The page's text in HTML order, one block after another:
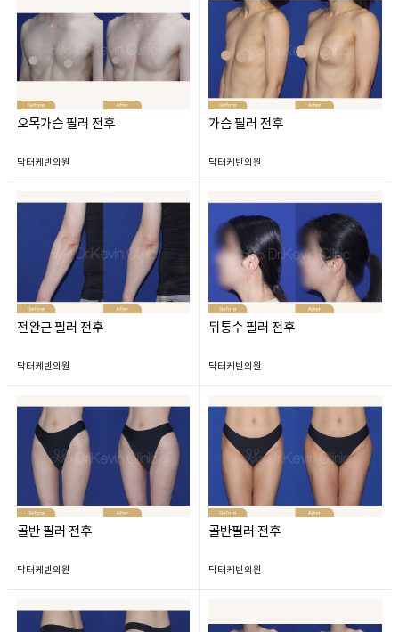
오목가슴 필러 전후
닥터케빈의원
가슴 필러 전후
닥터케빈의원
전완근 필러 전후
닥터케빈의원
뒤통수 필러 전후
닥터케빈의원
골반 필러 전후
닥터케빈의원
골반필러 전후
닥터케빈의원